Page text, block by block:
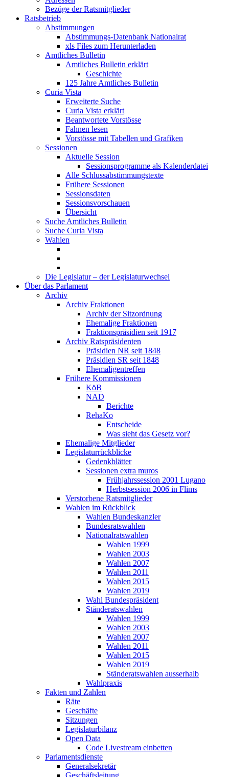
Bezüge der Ratsmitglieder
Ratsbetrieb
Abstimmungen
Abstimmungs-Datenbank Nationalrat
xls Files zum Herunterladen
Amtliches Bulletin
Amtliches Bulletin erklärt
Geschichte
125 Jahre Amtliches Bulletin
Curia Vista
Erweiterte Suche
Curia Vista erklärt
Beantwortete Vorstösse
Fahnen lesen
Vorstösse mit Tabellen und Grafiken
Sessionen
Aktuelle Session
Sessionsprogramme als Kalenderdatei
Alle Schlussabstimmungstexte
Frühere Sessionen
Sessionsdaten
Sessionsvorschauen
Übersicht
Suche Amtliches Bulletin
Suche Curia Vista
Wahlen
Die Legislatur – der Legislaturwechsel
Über das Parlament
Archiv
Archiv Fraktionen
Archiv der Sitzordnung
Ehemalige Fraktionen
Fraktionspräsidien seit 1917
Archiv Ratspräsidenten
Präsidien NR seit 1848
Präsidien SR seit 1848
Ehemaligentreffen
Frühere Kommissionen
KöB
NAD
Berichte
RehaKo
Entscheide
Was sieht das Gesetz vor?
Ehemalige Mitglieder
Legislaturrückblicke
Gedenkblätter
Sessionen extra muros
Frühjahrssession 2001 Lugano
Herbstsession 2006 in Flims
Verstorbene Ratsmitglieder
Wahlen im Rückblick
Wahlen Bundeskanzler
Bundesratswahlen
Nationalratswahlen
Wahlen 1999
Wahlen 2003
Wahlen 2007
Wahlen 2011
Wahlen 2015
Wahlen 2019
Wahl Bundespräsident
Ständeratswahlen
Wahlen 1999
Wahlen 2003
Wahlen 2007
Wahlen 2011
Wahlen 2015
Wahlen 2019
Ständeratswahlen ausserhalb
Wahlpraxis
Fakten und Zahlen
Räte
Geschäfte
Sitzungen
Legislaturbilanz
Open Data
Code Livestream einbetten
Parlamentsdienste
Generalsekretär